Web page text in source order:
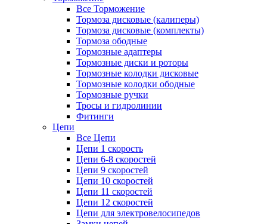
Все Торможение
Тормоза дисковые (калиперы)
Тормоза дисковые (комплекты)
Тормоза ободные
Тормозные адаптеры
Тормозные диски и роторы
Тормозные колодки дисковые
Тормозные колодки ободные
Тормозные ручки
Тросы и гидролинии
Фитинги
Цепи
Все Цепи
Цепи 1 скорость
Цепи 6-8 скоростей
Цепи 9 скоростей
Цепи 10 скоростей
Цепи 11 скоростей
Цепи 12 скоростей
Цепи для электровелосипедов